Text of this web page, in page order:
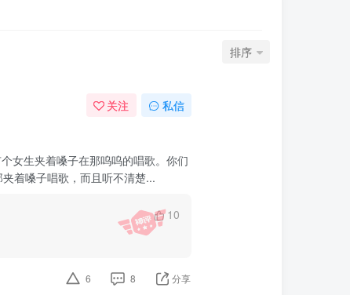
排序
关注 私信
女生夹着嗓子在那呜呜的唱歌。你们
着嗓子唱歌，而且听不清楚...
10
6 8 分享